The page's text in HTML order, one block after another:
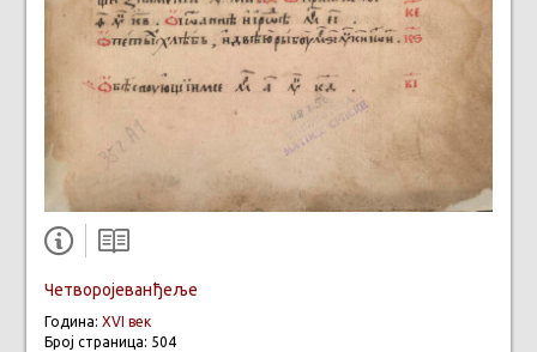
Четворојеванђеље
Година: XVI век
Број страница: 504